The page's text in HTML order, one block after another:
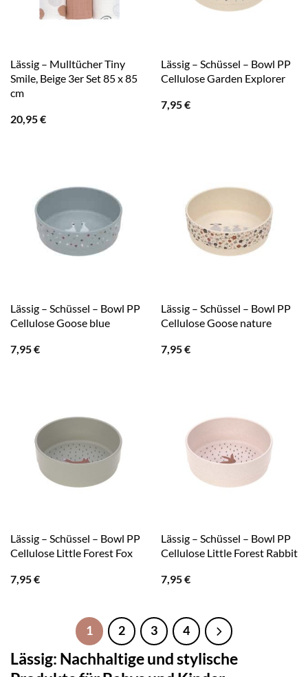
Lässig – Mulltücher Tiny
Smile, Beige 3er Set 85 x 85
cm
20,95€
Lässig – Schüssel – Bowl PP
Cellulose Garden Explorer
7,95€
Lässig – Schüssel – Bowl PP
Cellulose Goose blue
7,95€
Lässig – Schüssel – Bowl PP
Cellulose Goose nature
7,95€
Lässig – Schüssel – Bowl PP
Cellulose Little Forest Fox
7,95€
Lässig – Schüssel – Bowl PP
Cellulose Little Forest Rabbit
7,95€
1 2 3 4
Lässig: Nachhaltige und stylische